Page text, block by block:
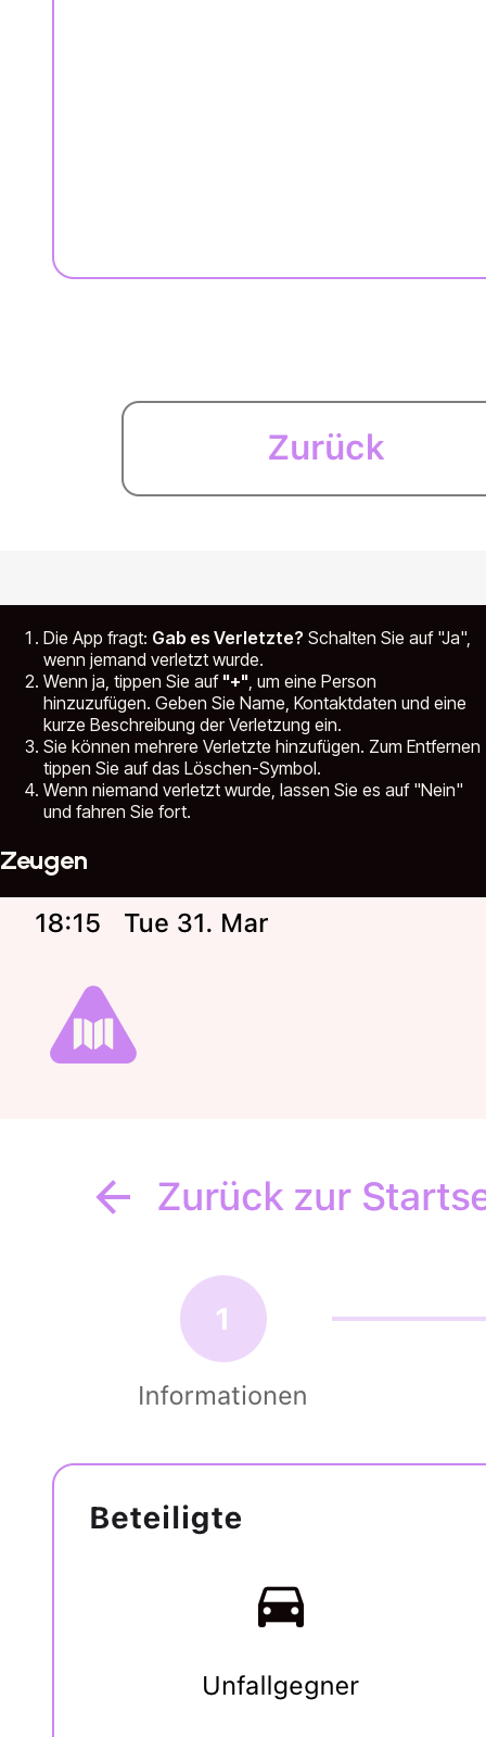
Die App fragt: Gab es Verletzte? Schalten Sie auf "Ja",
wenn jemand verletzt wurde.
Wenn ja, tippen Sie auf "+", um eine Person
hinzuzufügen. Geben Sie Name, Kontaktdaten und eine
kurze Beschreibung der Verletzung ein.
Sie können mehrere Verletzte hinzufügen. Zum Entfernen
tippen Sie auf das Löschen-Symbol.
Wenn niemand verletzt wurde, lassen Sie es auf "Nein"
und fahren Sie fort.
Zeugen